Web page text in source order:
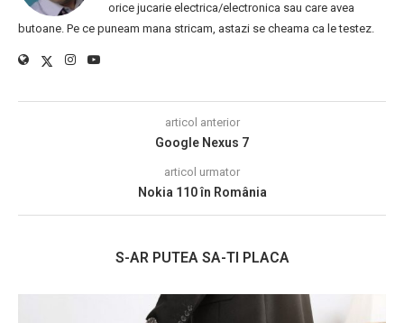
orice jucarie electrica/electronica sau care avea
butoane. Pe ce puneam mana stricam, astazi se cheama ca le testez.
articol anterior
Google Nexus 7
articol urmator
Nokia 110 în România
S-AR PUTEA SA-TI PLACA